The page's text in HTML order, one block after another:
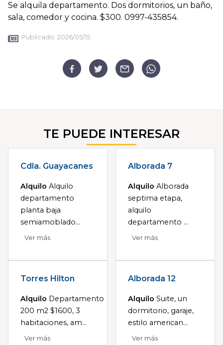
Se alquila departamento. Dos dormitorios, un baño,
sala, comedor y cocina. $300. 0997-435854.
Publicado: 2026/05/15
TE PUEDE INTERESAR
Cdla. Guayacanes
Alquilo Alquilo
departamento
planta baja
semiamoblado...
Ver más
Alborada 7
Alquilo Alborada
septima etapa,
alquilo
departamento ...
Ver más
Torres Hilton
Alquilo Departamento
200 m2 $1600, 3
habitaciones, am...
Ver más
Alborada 12
Alquilo Suite, un
dormitorio, garaje,
estilo american...
Ver más